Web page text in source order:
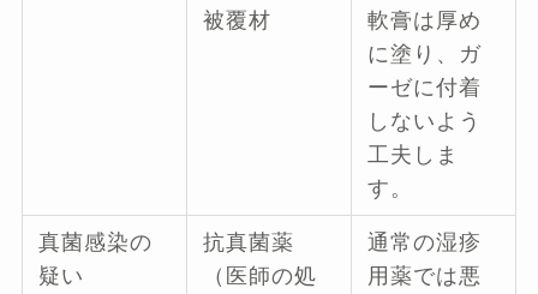
被覆材
軟膏は厚め
に塗り、ガ
ーゼに付着
しないよう
工夫しま
す。
真菌感染の
疑い
抗真菌薬
（医師の処
通常の湿疹
用薬では悪